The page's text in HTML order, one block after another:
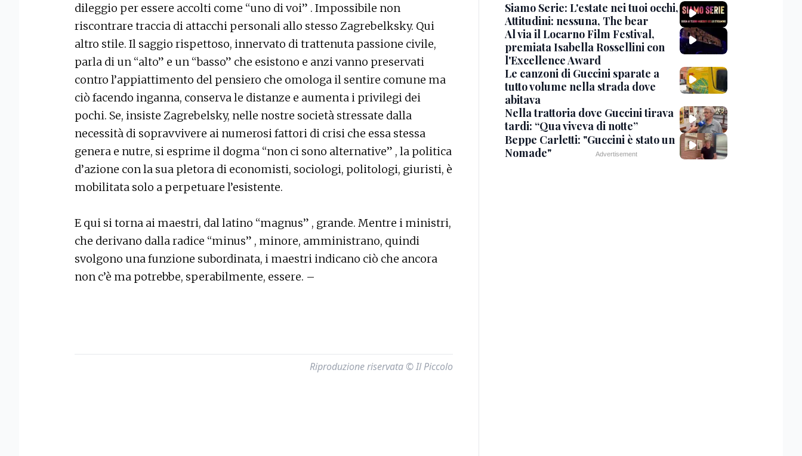
dileggio per essere accolti come “uno di voi” . Impossibile non
riscontrare traccia di attacchi personali allo stesso Zagrebelksky. Qui
altro stile. Il saggio rispettoso, innervato di trattenuta passione civile,
parla di un “alto” e un “basso” che esistono e anzi vanno preservati
contro l’appiattimento del pensiero che omologa il sentire comune ma
ciò facendo inganna, conserva le distanze e aumenta i privilegi dei
pochi. Se, insiste Zagrebelsky, nelle nostre società stressate dalla
necessità di sopravvivere ai numerosi fattori di crisi che essa stessa
genera e nutre, si esprime il dogma “non ci sono alternative” , la politica
d’azione con la sua pletora di economisti, sociologi, politologi, giuristi, è
mobilitata solo a perpetuare l’esistente.
E qui si torna ai maestri, dal latino “magnus” , grande. Mentre i ministri,
che derivano dalla radice “minus” , minore, amministrano, quindi
svolgono una funzione subordinata, i maestri indicano ciò che ancora
non c’è ma potrebbe, sperabilmente, essere. –
Riproduzione riservata © Il Piccolo
Siamo Serie: L'estate nei tuoi occhi,
Attitudini: nessuna, The bear
Al via il Locarno Film Festival,
premiata Isabella Rossellini con
l'Excellence Award
Le canzoni di Guccini sparate a
tutto volume nella strada dove
abitava
Nella trattoria dove Guccini tirava
tardi: “Qua viveva di notte”
Beppe Carletti: "Guccini è stato un
Nomade"